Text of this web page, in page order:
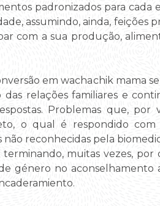
padronizados para cada
assumindo, ainda, feições
com a sua produção,
em wachachik mama
relações familiares e
Problemas que, por
o qual é respondido com
reconhecidas pela
muitas vezes, por
género no aconselhamento